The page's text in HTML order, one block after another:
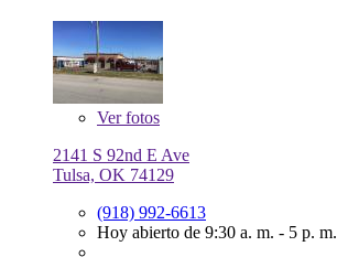
Verfotos
2141 S 92nd E Ave
Tulsa, OK 74129
(918) 992-6613
Hoy abierto de 9:30 a. m. - 5 p. m.